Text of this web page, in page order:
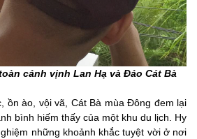
cảnh vịnh Lan Hạ và Đảo Cát Bà
ồn ào, vội vã, Cát Bà mùa Đông đem lại
bình hiếm thấy của một khu du lịch. Hy
những khoảnh khắc tuyệt vời ở nơi